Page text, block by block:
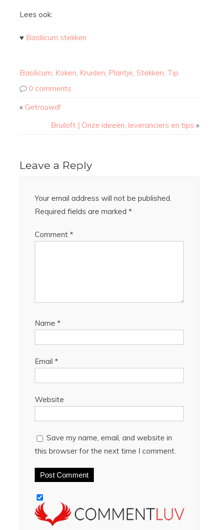
Lees ook:
♥ Basilicum stekken
Basilicum Koken Kruiden Plantje Stekken Tip
0 comments
« Getrouwd!
Bruiloft | Onze ideeën, leveranciers en tips »
Leave a Reply
Your email address will not be published.
Required fields are marked *
Comment *
Name *
Email *
Website
Save my name, email, and website in
this browser for the next time I comment.